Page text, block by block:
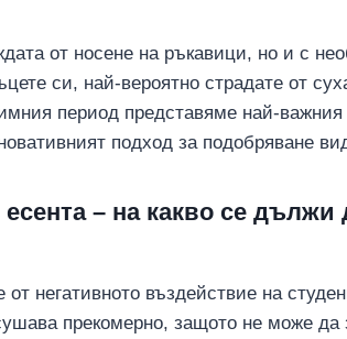
от носене на ръкавици, но и с
си, най-вероятно страдате от
период представяме най-
подход за подобряване
– на какво се дължи
негативното въздействие на
прекомерно, защото не може да